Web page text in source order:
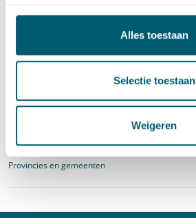
Alles toestaan
Selectie toestaan
Weigeren
Sector
Provincies en gemeenten